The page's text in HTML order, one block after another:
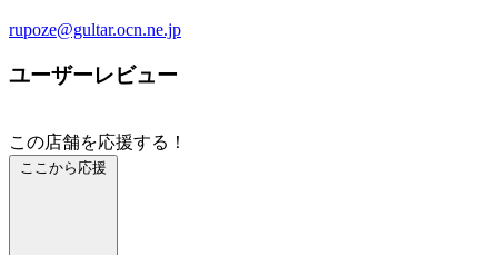
rupoze@gultar.ocn.ne.jp
ユーザーレビュー
この店舗を応援する！
ここから応援